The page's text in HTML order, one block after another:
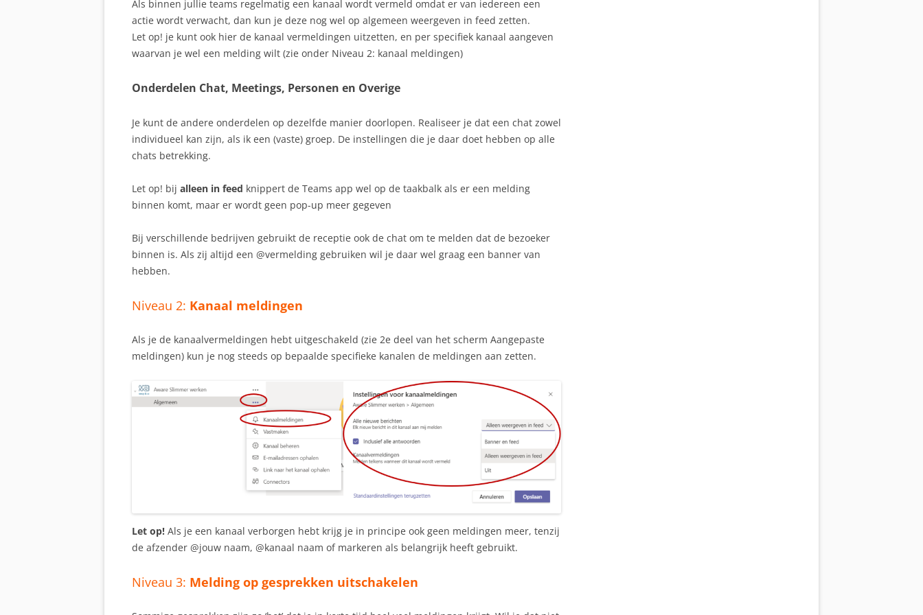
Als binnen jullie teams regelmatig een kanaal wordt vermeld omdat er van iedereen een
actie wordt verwacht, dan kun je deze nog wel op algemeen weergeven in feed zetten.
Let op! je kunt ook hier de kanaal vermeldingen uitzetten, en per specifiek kanaal aangeven
waarvan je wel een melding wilt (zie onder Niveau 2: kanaal meldingen)
Onderdelen Chat, Meetings, Personen en Overige
Je kunt de andere onderdelen op dezelfde manier doorlopen. Realiseer je dat een chat zowel
individueel kan zijn, als ik een (vaste) groep. De instellingen die je daar doet hebben op alle
chats betrekking.
Let op! bij alleen in feed knippert de Teams app wel op de taakbalk als er een melding
binnen komt, maar er wordt geen pop-up meer gegeven
Bij verschillende bedrijven gebruikt de receptie ook de chat om te melden dat de bezoeker
binnen is. Als zij altijd een @vermelding gebruiken wil je daar wel graag een banner van
hebben.
Niveau 2: Kanaal meldingen
Als je de kanaalvermeldingen hebt uitgeschakeld (zie 2e deel van het scherm Aangepaste
meldingen) kun je nog steeds op bepaalde specifieke kanalen de meldingen aan zetten.
Let op! Als je een kanaal verborgen hebt krijg je in principe ook geen meldingen meer, tenzij
de afzender @jouw naam, @kanaal naam of markeren als belangrijk heeft gebruikt.
Niveau 3: Melding op gesprekken uitschakelen